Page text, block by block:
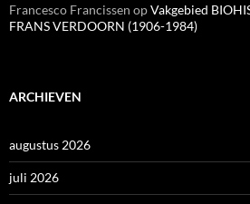
Francesco Francissen opVakgebied
FRANS VERDOORN (1906-1984)
ARCHIEVEN
augustus 2026
juli 2026